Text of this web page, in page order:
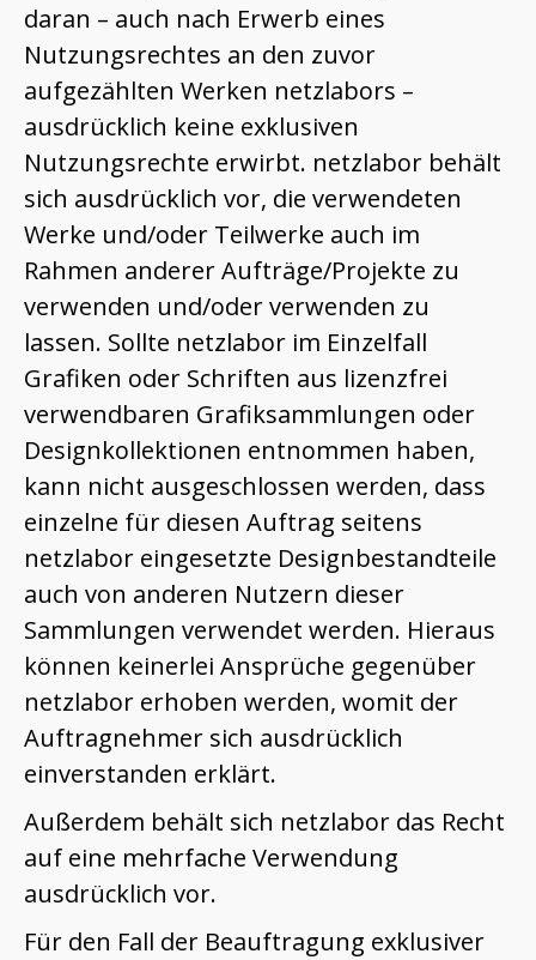
daran – auch nach Erwerb eines
Nutzungsrechtes an den zuvor
aufgezählten Werken netzlabors –
ausdrücklich keine exklusiven
Nutzungsrechte erwirbt. netzlabor behält
sich ausdrücklich vor, die verwendeten
Werke und/oder Teilwerke auch im
Rahmen anderer Aufträge/Projekte zu
verwenden und/oder verwenden zu
lassen. Sollte netzlabor im Einzelfall
Grafiken oder Schriften aus lizenzfrei
verwendbaren Grafiksammlungen oder
Designkollektionen entnommen haben,
kann nicht ausgeschlossen werden, dass
einzelne für diesen Auftrag seitens
netzlabor eingesetzte Designbestandteile
auch von anderen Nutzern dieser
Sammlungen verwendet werden. Hieraus
können keinerlei Ansprüche gegenüber
netzlabor erhoben werden, womit der
Auftragnehmer sich ausdrücklich
einverstanden erklärt.
Außerdem behält sich netzlabor das Recht
auf eine mehrfache Verwendung
ausdrücklich vor.
Für den Fall der Beauftragung exklusiver